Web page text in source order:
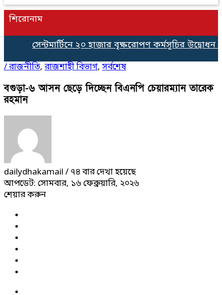
শিরোনাম
সেন্টমার্টিনে ২০ হাজার বৃক্ষরোপণ কর্মসূচির উদ্বোধন
/রাজনীতি, রাজশাহী বিভাগ, সর্বশেষ
বগুড়া-৬ আসন ছেড়ে দিচ্ছেন বিএনপি চেয়ারম্যান তারেক
রহমান
dailydhakamail / ৭৪ বার দেখা হয়েছে
আপডেট: সোমবার, ১৬ ফেব্রুয়ারি, ২০২৬
শেয়ার করুন